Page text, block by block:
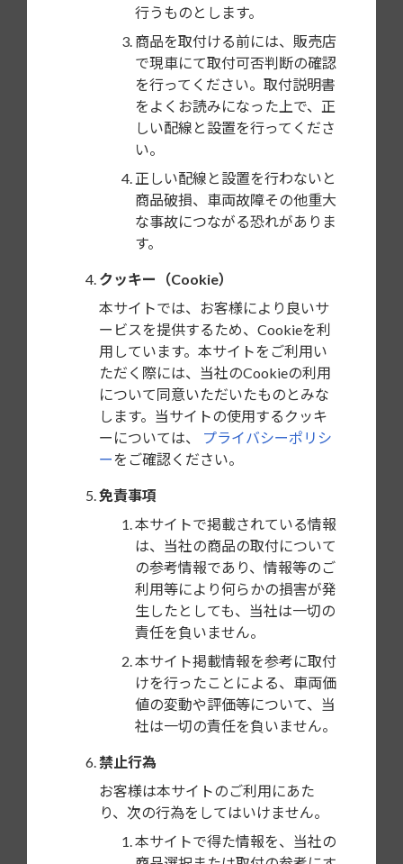
取付方法を見る
オンラインで購入
ワントップオンラインショップより[GE-X008]がご購入い
楽天市場で購入
Yahoo!ショッピングで購入
GE-X008の適合車種
※車種名をクリックし、必ず注意事項をご確認ください
行うものとします。
商品を取付ける前には、販売店
で現車にて取付可否判断の確認
を行ってください。取付説明書
をよくお読みになった上で、正
しい配線と設置を行ってくださ
い。
正しい配線と設置を行わないと
商品破損、車両故障その他重大
な事故につながる恐れがありま
す。
クッキー（Cookie）
本サイトでは、お客様により良いサ
ービスを提供するため、Cookieを利
用しています。本サイトをご利用い
ただく際には、当社のCookieの利用
について同意いただいたものとみな
します。当サイトの使用するクッキ
ーについては、
プライバシーポリシ
ーをご確認ください。
免責事項
本サイトで掲載されている情報
は、当社の商品の取付について
の参考情報であり、情報等のご
利用等により何らかの損害が発
生したとしても、当社は一切の
責任を負いません。
本サイト掲載情報を参考に取付
けを行ったことによる、車両価
値の変動や評価等について、当
社は一切の責任を負いません。
禁止行為
お客様は本サイトのご利用にあた
り、次の行為をしてはいけません。
本サイトで得た情報を、当社の